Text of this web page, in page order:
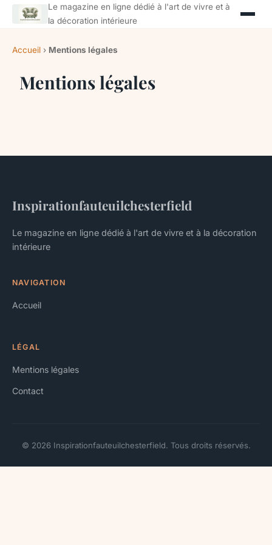
Le magazine en ligne dédié à l'art de vivre et à
la décoration intérieure
Accueil › Mentions légales
Mentions légales
Inspirationfauteuilchesterfield
Le magazine en ligne dédié à l'art de vivre et à la décoration
intérieure
NAVIGATION
Accueil
LÉGAL
Mentions légales
Contact
© 2026 Inspirationfauteuilchesterfield. Tous droits réservés.